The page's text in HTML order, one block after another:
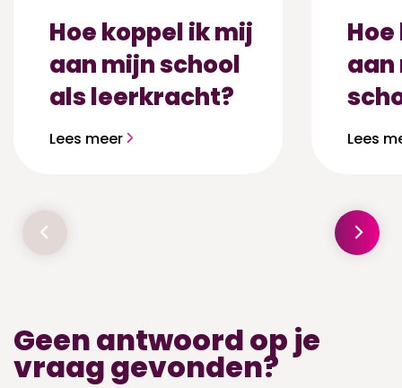
Hoe koppel ik mij
aan mijn school
als leerkracht?
Lees meer
aan
Lees
Geen antwoord op je
vraag gevonden?